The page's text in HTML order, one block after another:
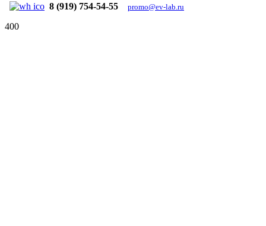
8 (919) 754-54-55
promo@ev-lab.ru
400